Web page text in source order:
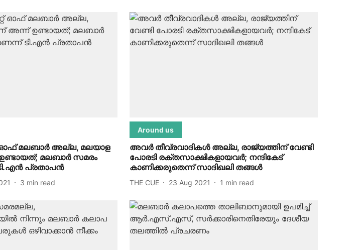
ഓഫ് മലബാര്‍ അല്ല, മലയാള
മലബാര്‍ സമരം
പ്രതാപന്‍
3 min read
Around us
അവര്‍ തീവ്രവാദികള്‍ അല്ല, രാജ്യത്തിന് വേണ്ടി
പോരടി രക്തസാക്ഷികളായവര്‍; നന്ദികേട്
കാണിക്കരുതെന്ന് സാദിഖലി തങ്ങള്‍
THE CUE 23 Aug 2021 1 min read